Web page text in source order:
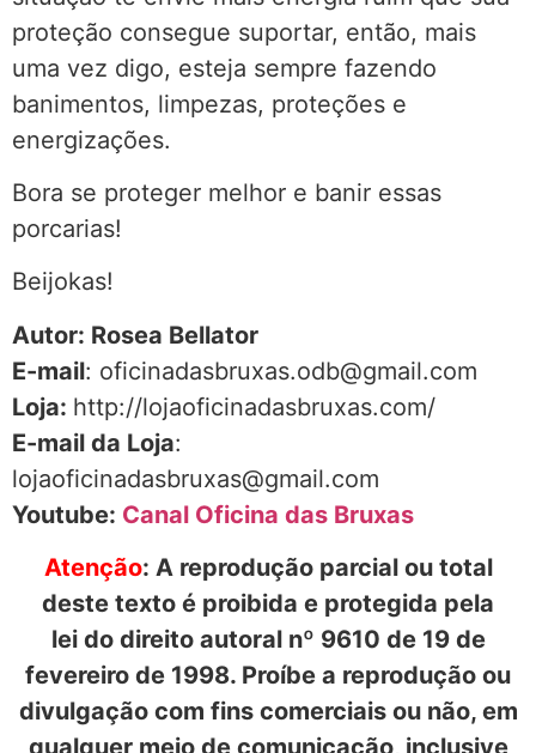
proteção consegue suportar, então, mais
uma vez digo, esteja sempre fazendo
banimentos, limpezas, proteções e
energizações.
Bora se proteger melhor e banir essas
porcarias!
Beijokas!
Autor: Rosea Bellator
E-mail: oficinadasbruxas.odb@gmail.com
Loja: http://lojaoficinadasbruxas.com/
E-mail da Loja:
lojaoficinadasbruxas@gmail.com
Youtube: Canal Oficina das Bruxas
Atenção: A reprodução parcial ou total
deste texto é proibida e protegida pela
lei do direito autoral nº 9610 de 19 de
fevereiro de 1998. Proíbe a reprodução ou
divulgação com fins comerciais ou não, em